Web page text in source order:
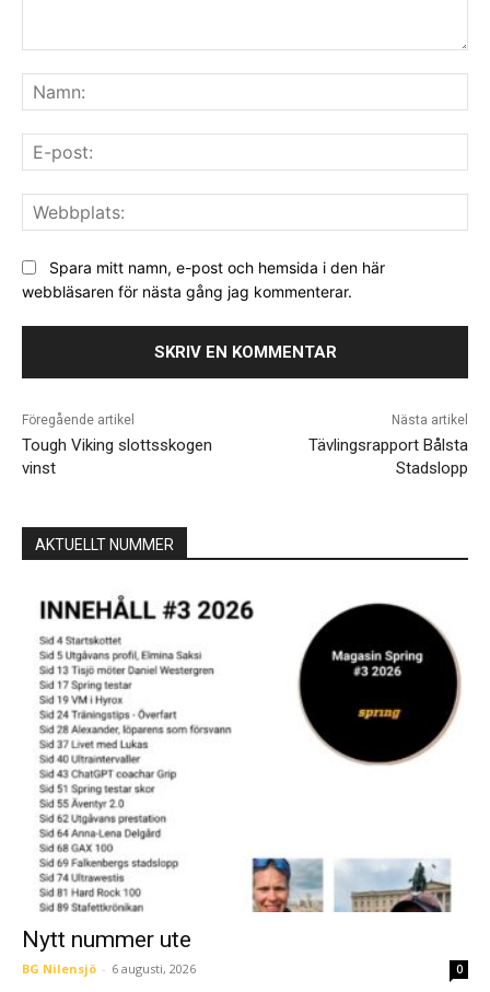
Spara mitt namn, e-post och hemsida i den här
webbläsaren för nästa gång jag kommenterar.
Föregående artikel
Tough Viking slottsskogen
vinst
Nästa artikel
Tävlingsrapport Bålsta
Stadslopp
AKTUELLT NUMMER
Nytt nummer ute
BG Nilensjö - 6 augusti, 2026 0